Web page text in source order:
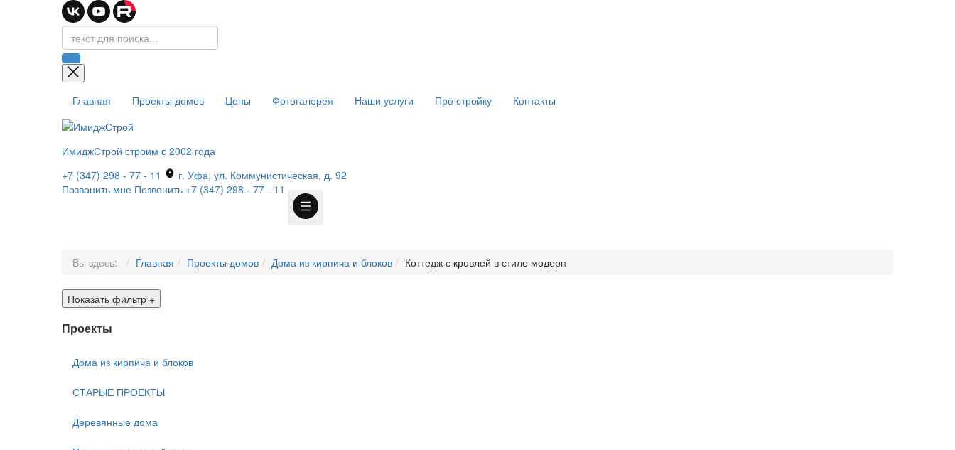
Главная Проекты домов Цены Фотогалерея Наши услуги Про стройку Контакты
ИмиджСтрой строим с 2002 года
+7 (347) 298 - 77 - 11
г. Уфа, ул. Коммунистическая, д. 92
Позвонить мне Позвонить +7 (347) 298 - 77 - 11
Вы здесь: Главная Проекты домов Дома из кирпича и блоков Коттедж с кровлей в стиле модерн
Показать фильтр +
Проекты
Дома из кирпича и блоков
СТАРЫЕ ПРОЕКТЫ
Деревянные дома